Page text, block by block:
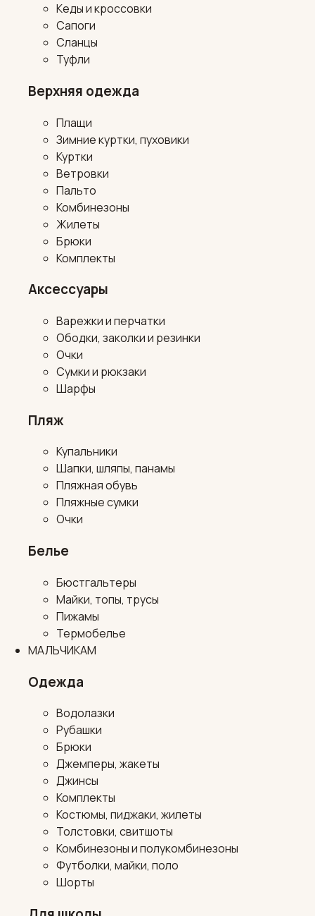
Кеды и кроссовки
Сапоги
Сланцы
Туфли
Верхняя одежда
Плащи
Зимние куртки, пуховики
Куртки
Ветровки
Пальто
Комбинезоны
Жилеты
Брюки
Комплекты
Аксессуары
Варежки и перчатки
Ободки, заколки и резинки
Очки
Сумки и рюкзаки
Шарфы
Пляж
Купальники
Шапки, шляпы, панамы
Пляжная обувь
Пляжные сумки
Очки
Белье
Бюстгальтеры
Майки, топы, трусы
Пижамы
Термобелье
МАЛЬЧИКАМ
Одежда
Водолазки
Рубашки
Брюки
Джемперы, жакеты
Джинсы
Комплекты
Костюмы, пиджаки, жилеты
Толстовки, свитшоты
Комбинезоны и полукомбинезоны
Футболки, майки, поло
Шорты